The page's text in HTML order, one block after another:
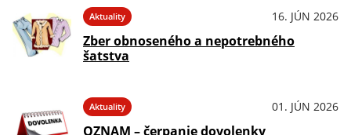
Aktuality 16. JÚN 2026
Zber obnoseného a nepotrebného
šatstva
Aktuality 01. JÚN 2026
OZNAM – čerpanie dovolenky